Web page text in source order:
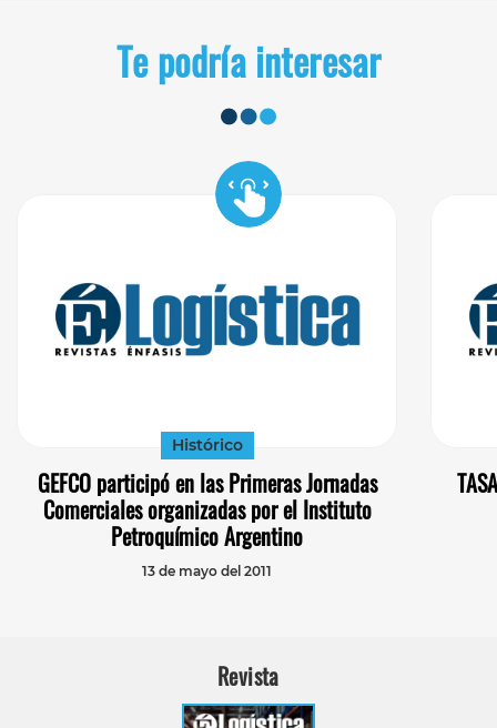
Te podría interesar
Histórico
GEFCO participó en las Primeras Jornadas
Comerciales organizadas por el Instituto
Petroquímico Argentino
13 de mayo del 2011
Revista